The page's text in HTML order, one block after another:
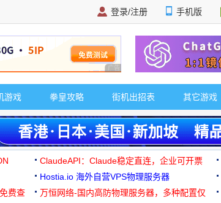
登录/注册 手机版
广告 商业广告，理性选择
游戏 拳皇攻略 街机出招表 其它游戏
ClaudeAPI：Claude稳定直连，企业可开票
Hostia.io 海外自营VPS物理服务器
费查
万恒网络-国内高防物理服务器，多种配置仅